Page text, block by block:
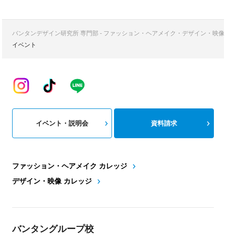
バンタンデザイン研究所 専門部 - ファッション・ヘアメイク・デザイン・映
イベント
ファッション・ヘアメイク カレッジ
デザイン・映像 カレッジ
イベント・説明会 資料請求
バンタングループ校